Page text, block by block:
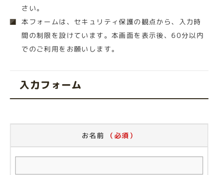
さい。
本フォームは、セキュリティ保護の観点から、入力時
間の制限を設けています。本画面を表示後、60分以内
でのご利用をお願いします。
入力フォーム
お名前 （必須）